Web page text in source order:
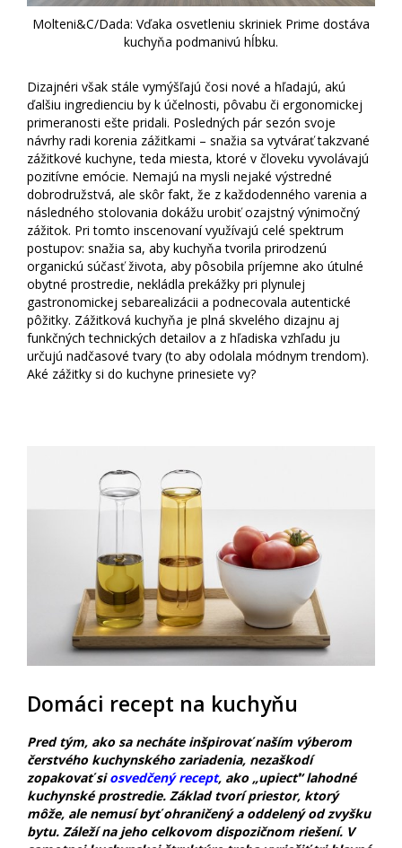
Molteni&C/Dada: Vďaka osvetleniu skriniek Prime dostáva
kuchyňa podmanivú hĺbku.
Dizajnéri však stále vymýšľajú čosi nové a hľadajú, akú
ďalšiu ingredienciu by k účelnosti, pôvabu či ergonomickej
primeranosti ešte pridali. Posledných pár sezón svoje
návrhy radi korenia zážitkami – snažia sa vytvárať takzvané
zážitkové kuchyne, teda miesta, ktoré v človeku vyvolávajú
pozitívne emócie. Nemajú na mysli nejaké výstredné
dobrodružstvá, ale skôr fakt, že z každodenného varenia a
následného stolovania dokážu urobiť ozajstný výnimočný
zážitok. Pri tomto inscenovaní využívajú celé spektrum
postupov: snažia sa, aby kuchyňa tvorila prirodzenú
organickú súčasť života, aby pôsobila príjemne ako útulné
obytné prostredie, nekládla prekážky pri plynulej
gastronomickej sebarealizácii a podnecovala autentické
pôžitky. Zážitková kuchyňa je plná skvelého dizajnu aj
funkčných technických detailov a z hľadiska vzhľadu ju
určujú nadčasové tvary (to aby odolala módnym trendom).
Aké zážitky si do kuchyne prinesiete vy?
Domáci recept na kuchyňu
Pred tým, ako sa necháte inšpirovať naším výberom
čerstvého kuchynského zariadenia, nezaškodí
zopakovať siosvedčený recept, ako „upiecť“ lahodné
kuchynské prostredie. Základ tvorí priestor, ktorý
môže, ale nemusí byť ohraničený a oddelený od zvyšku
bytu. Záleží na jeho celkovom dispozičnom riešení. V